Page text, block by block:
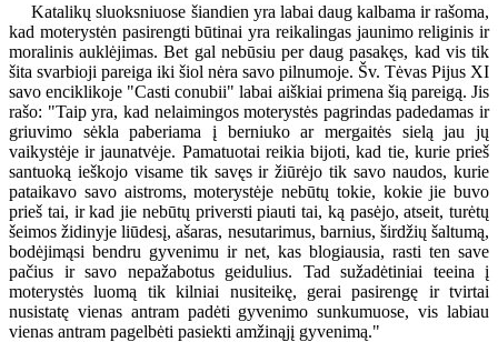
Katalikų sluoksniuose šiandien yra labai daug kalbama ir rašoma,
kad moterystėn pasirengti būtinai yra reikalingas jaunimo religinis ir
moralinis auklėjimas. Bet gal nebūsiu per daug pasakęs, kad vis tik
šita svarbioji pareiga iki šiol nėra savo pilnumoje. Šv. Tėvas Pijus XI
savo enciklikoje "Casti conubii" labai aiškiai primena šią pareigą. Jis
rašo: "Taip yra, kad nelaimingos moterystės pagrindas padedamas ir
griuvimo sėkla paberiama į berniuko ar mergaitės sielą jau jų
vaikystėje ir jaunatvėje. Pamatuotai reikia bijoti, kad tie, kurie prieš
santuoką ieškojo visame tik savęs ir žiūrėjo tik savo naudos, kurie
pataikavo savo aistroms, moterystėje nebūtų tokie, kokie jie buvo
prieš tai, ir kad jie nebūtų priversti piauti tai, ką pasėjo, atseit, turėtų
šeimos židinyje liūdesį, ašaras, nesutarimus, barnius, širdžių šaltumą,
bodėjimąsi bendru gyvenimu ir net, kas blogiausia, rasti ten save
pačius ir savo nepažabotus geidulius. Tad sužadėtiniai teeina į
moterystės luomą tik kilniai nusiteikę, gerai pasirengę ir tvirtai
nusistatę vienas antram padėti gyvenimo sunkumuose, vis labiau
vienas antram pagelbėti pasiekti amžinąjį gyvenimą."